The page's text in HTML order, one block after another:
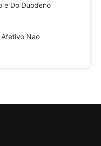
e Do Duodeno
Nao